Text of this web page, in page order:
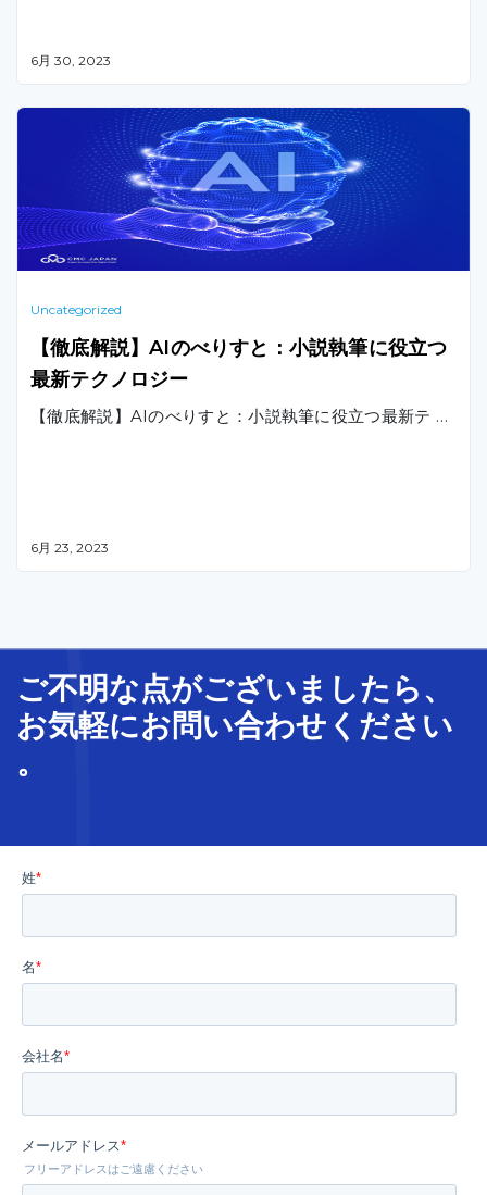
6月 30, 2023
Uncategorized
【徹底解説】AIのべりすと：小説執筆に役立つ
最新テクノロジー
【徹底解説】AIのべりすと：小説執筆に役立つ最新テ …
6月 23, 2023
ご不明な点がございましたら、
お気軽にお問い合わせ ください
。